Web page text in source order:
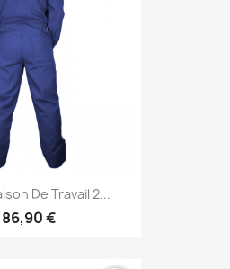
De Travail 2...
86,90 €